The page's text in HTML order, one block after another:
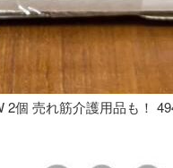
2個 売れ筋介護用品も！